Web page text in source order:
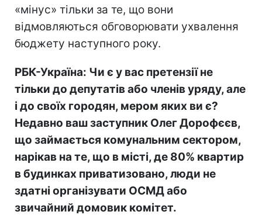
«мінус» тільки за те, що вони
відмовляються обговорювати ухвалення
бюджету наступного року.
РБК-Україна: Чи є у вас претензії не
тільки до депутатів або членів уряду, але
і до своїх городян, мером яких ви є?
Недавно ваш заступник Олег Дорофєєв,
що займається комунальним сектором,
нарікав на те, що в місті, де 80% квартир
в будинках приватизовано, люди не
здатні організувати ОСМД або
звичайний домовик комітет.